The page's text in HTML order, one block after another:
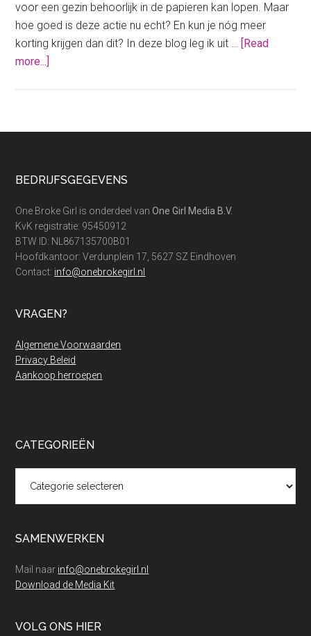
voor een gezin behoorlijk in de papieren kan lopen. Maar
hoe goed is deze actie nu echt? En kun je nóg meer
korting krijgen dan dit? In deze blog leg ik uit …
[Read
more...]
Efteling
je
nog
meer
korting
krijgen
dan
Footer
BEDRIJFSGEGEVENS
One Broke Girl is onderdeel vanOne Girl Media B.V.
KvK registratie: 95450912
BTW ID: NL867135700B01
Hoofdkantoor: Verdunplein 17, 5627 SZ Eindhoven
Contact: info@onebrokegirl.nl
VRAGEN?
Algemene Voorwaarden
Privacy Beleid
Aankoop herroepen
CATEGORIEËN
SAMENWERKEN
Mail naar info@onebrokegirl.nl
Download de Media Kit
VOLG ONS HIER